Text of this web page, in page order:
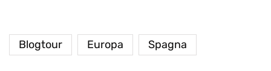
Blogtour Europa Spagna